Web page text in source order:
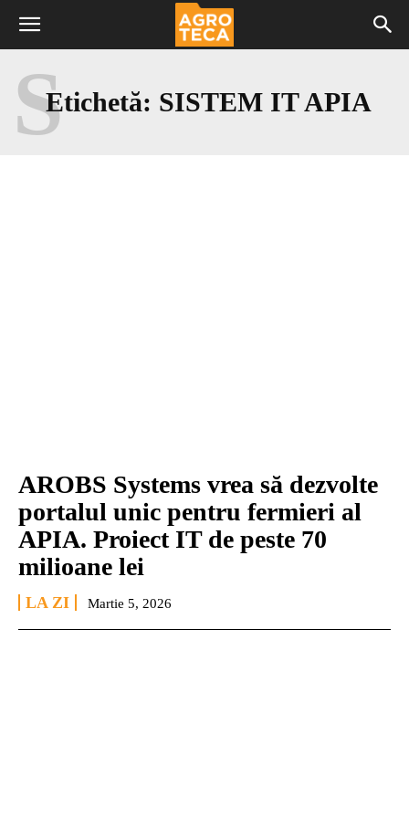
Etichetă: SISTEM IT APIA
S
AROBS Systems vrea să dezvolte
portalul unic pentru fermieri al
APIA. Proiect IT de peste 70
milioane lei
LA ZI Martie 5, 2026